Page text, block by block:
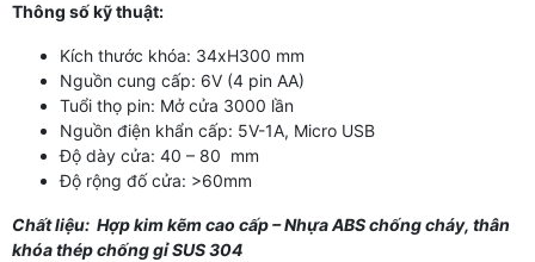
Thông số kỹ thuật:
Kích thước khóa: 34xH300 mm
Nguồn cung cấp: 6V (4 pin AA)
Tuổi thọ pin: Mở cửa 3000 lần
Nguồn điện khẩn cấp: 5V-1A, Micro USB
Độ dày cửa: 40 – 80 mm
Độ rộng đố cửa: >60mm
Chất liệu: Hợp kim kẽm cao cấp – Nhựa ABS chống cháy, thân
khóa thép chống gỉ SUS 304